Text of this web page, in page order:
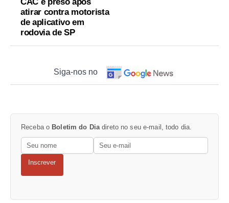
atirar contra motorista
de aplicativo em
rodovia de SP
Siga-nos no
Receba o Boletim do Dia direto no seu e-mail, todo dia.
Inscrever